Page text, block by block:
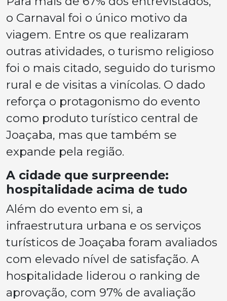
o Carnaval foi o único motivo da
viagem. Entre os que realizaram
outras atividades, o turismo religioso
foi o mais citado, seguido do turismo
rural e de visitas a vinícolas. O dado
reforça o protagonismo do evento
como produto turístico central de
Joaçaba, mas que também se
expande pela região.
A cidade que surpreende:
hospitalidade acima de tudo
Além do evento em si, a
infraestrutura urbana e os serviços
turísticos de Joaçaba foram avaliados
com elevado nível de satisfação. A
hospitalidade liderou o ranking de
aprovação, com 97% de avaliação